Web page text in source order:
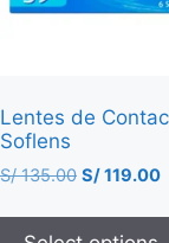
Lentes de
Soflens
S/135.00 S/119.00